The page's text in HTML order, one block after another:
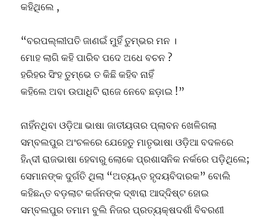
କହିଥିଲେ ,
“ବରପଲ୍ଲୀପତି ଜାଣଇଁ ମୁହିଁ ତୁମ୍ଭର ମନ ।
ମୋହ ଲାଗି କହି ପାରିବ ପଦେ ଅଧେ ବଚନ ?
ହରିହର ସିଂହ ତୁମ୍ଭେ ତ କିଛି କହିବ ନାହିଁ
କହିଲେ ଅବା ଉପାଧିଟି ରାଜେ ନେବେ ଛଡ଼ାଇ !”
ନାହିଁନଥିବା ଓଡ଼ିଆ ଭାଷା ଜାତୀୟତାର ପ୍ଲାବନ ଖେଳିଗଲା
ସମ୍ବଲପୁର ଅଂଚଳରେ ଯେହେତୁ ମାତୃଭାଷା ଓଡ଼ିଆ ବଦଳରେ
ହିନ୍ଦୀ ରାଜଭାଷା ହେବାରୁ ଲୋକେ ପ୍ରଶାସନିକ ନର୍କରେ ପଡ଼ିଥିଲେ;
ସେମାନଙ୍କ ଦୁର୍ଗତି ଥିଲା “ଅତ୍ୟନ୍ତ ହୃଦୟବିଦାରକ” ବୋଲି
କହିଛନ୍ତ ବଡ଼ଲାଟ କର୍ଜନଙ୍କ ଦ୍ଵାରା ଆଦ୍ଦିଷ୍ଟ ହୋଇ
ସମ୍ବଲପୁର ତମାମ ବୁଲି ନିଜର ପ୍ରତ୍ୟକ୍ଷଦର୍ଶୀ ବିବରଣୀ